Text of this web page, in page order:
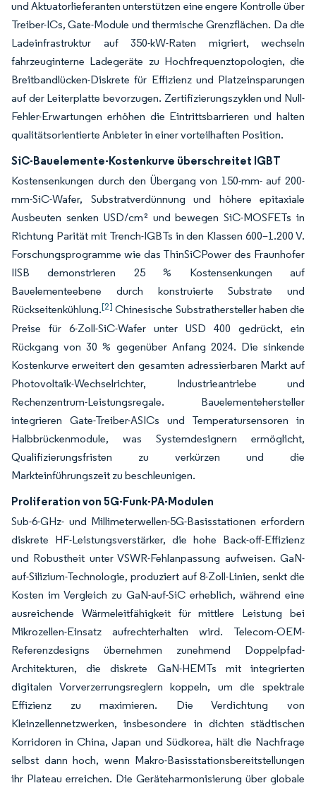
und Aktuatorlieferanten unterstützen eine engere Kontrolle über
Treiber-ICs, Gate-Module und thermische Grenzflächen. Da die
Ladeinfrastruktur auf 350-kW-Raten migriert, wechseln
fahrzeuginterne Ladegeräte zu Hochfrequenztopologien, die
Breitbandlücken-Diskrete für Effizienz und Platzeinsparungen
auf der Leiterplatte bevorzugen. Zertifizierungszyklen und Null-
Fehler-Erwartungen erhöhen die Eintrittsbarrieren und halten
qualitätsorientierte Anbieter in einer vorteilhaften Position.
SiC-Bauelemente-Kostenkurve überschreitet IGBT
Kostensenkungen durch den Übergang von 150-mm- auf 200-
mm-SiC-Wafer, Substratverdünnung und höhere epitaxiale
Ausbeuten senken USD/cm² und bewegen SiC-MOSFETs in
Richtung Parität mit Trench-IGBTs in den Klassen 600–1.200 V.
Forschungsprogramme wie das ThinSiCPower des Fraunhofer
IISB demonstrieren 25 % Kostensenkungen auf
Bauelementeebene durch konstruierte Substrate und
Rückseitenkühlung.[2] Chinesische Substrathersteller haben die
Preise für 6-Zoll-SiC-Wafer unter USD 400 gedrückt, ein
Rückgang von 30 % gegenüber Anfang 2024. Die sinkende
Kostenkurve erweitert den gesamten adressierbaren Markt auf
Photovoltaik-Wechselrichter, Industrieantriebe und
Rechenzentrum-Leistungsregale. Bauelementehersteller
integrieren Gate-Treiber-ASICs und Temperatursensoren in
Halbbrückenmodule, was Systemdesignern ermöglicht,
Qualifizierungsfristen zu verkürzen und die
Markteinführungszeit zu beschleunigen.
Proliferation von 5G-Funk-PA-Modulen
Sub-6-GHz- und Millimeterwellen-5G-Basisstationen erfordern
diskrete HF-Leistungsverstärker, die hohe Back-off-Effizienz
und Robustheit unter VSWR-Fehlanpassung aufweisen. GaN-
auf-Silizium-Technologie, produziert auf 8-Zoll-Linien, senkt die
Kosten im Vergleich zu GaN-auf-SiC erheblich, während eine
ausreichende Wärmeleitfähigkeit für mittlere Leistung bei
Mikrozellen-Einsatz aufrechterhalten wird. Telecom-OEM-
Referenzdesigns übernehmen zunehmend Doppelpfad-
Architekturen, die diskrete GaN-HEMTs mit integrierten
digitalen Vorverzerrungsreglern koppeln, um die spektrale
Effizienz zu maximieren. Die Verdichtung von
Kleinzellennetzwerken, insbesondere in dichten städtischen
Korridoren in China, Japan und Südkorea, hält die Nachfrage
selbst dann hoch, wenn Makro-Basisstationsbereitstellungen
ihr Plateau erreichen. Die Geräteharmonisierung über globale